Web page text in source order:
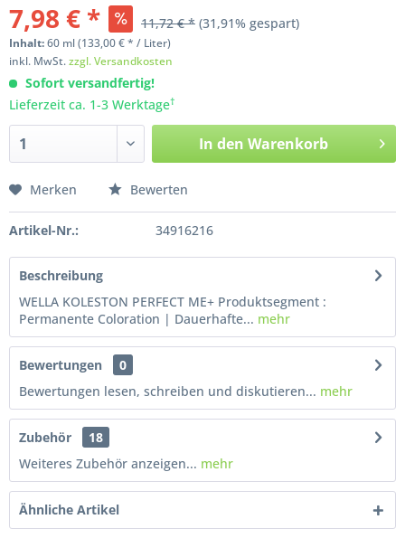
7,98 € * 11,72 € * (31,91% gespart)
Inhalt:60 ml(133,00 € * / Liter)
inkl. MwSt.zzgl. Versandkosten
Sofort versandfertig!
Lieferzeit ca. 1-3 Werktage†
In den Warenkorb
Merken Bewerten
Artikel-Nr.: 34916216
Beschreibung
WELLA KOLESTON PERFECT ME+ Produktsegment :
Permanente Coloration | Dauerhafte... mehr
Bewertungen
0
Bewertungen lesen, schreiben und diskutieren... mehr
Zubehör
18
Weiteres Zubehör anzeigen... mehr
Ähnliche Artikel